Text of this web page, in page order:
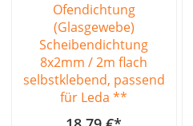
Ofendichtung
(Glasgewebe)
Scheibendichtung
8x2mm / 2m flach
selbstklebend, passend
für Leda **